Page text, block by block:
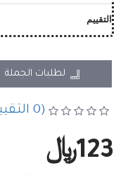
التقييم
لطلبات الجملة
(0 التقييمات)
123﷼